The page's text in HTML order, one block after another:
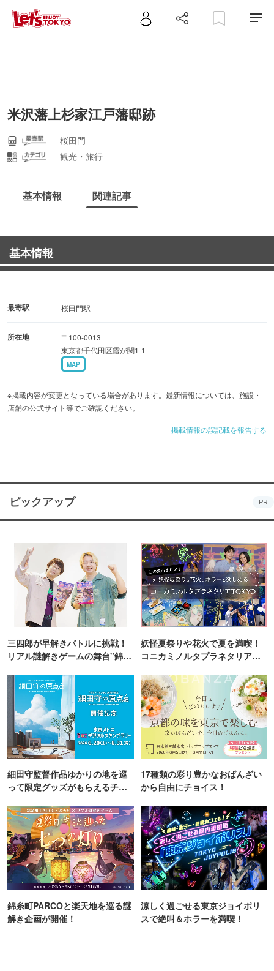
米沢藩上杉家江戸藩邸跡
桜田門
観光・旅行
基本情報 関連記事
基本情報
最寄駅 桜田門駅
所在地
〒100-0013
東京都千代田区霞が関1-1
MAP
※掲載内容が変更となっている場合があります。最新情報については、施設・
店舗の公式サイト等でご確認ください。
掲載情報の誤記載を報告する
ピックアップ PR
三四郎が早解きバトルに挑戦！
リアル謎解きゲームの舞台"錦糸
妖怪夏祭りや花火で夏を満喫！
コニカミノルタプラネタリア
細田守監督作品ゆかりの地を巡
って限定グッズがもらえるチャ
17種類の彩り豊かなおばんざい
から自由にチョイス！
錦糸町PARCOと楽天地を巡る謎
解き企画が開催！
涼しく過ごせる東京ジョイポリ
スで絶叫＆ホラーを満喫！